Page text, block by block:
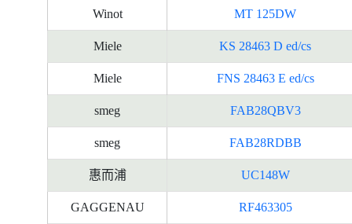
Winot MT 125DW
Miele KS 28463 D ed/cs
Miele FNS 28463 E ed/cs
smeg FAB28QBV3
smeg FAB28RDBB
惠而浦 UC148W
GAGGENAU RF463305